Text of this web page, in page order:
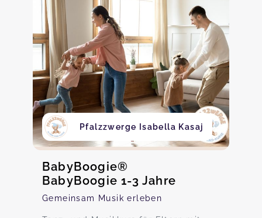
Pfalzzwerge Isabella Kasaj
BabyBoogie®
BabyBoogie 1-3 Jahre
Gemeinsam Musik erleben